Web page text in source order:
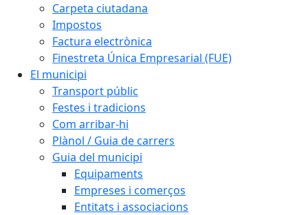
Carpeta ciutadana
Impostos
Factura electrònica
Finestreta Única Empresarial (FUE)
El municipi
Transport públic
Festes i tradicions
Com arribar-hi
Plànol / Guia de carrers
Guia del municipi
Equipaments
Empreses i comerços
Entitats i associacions